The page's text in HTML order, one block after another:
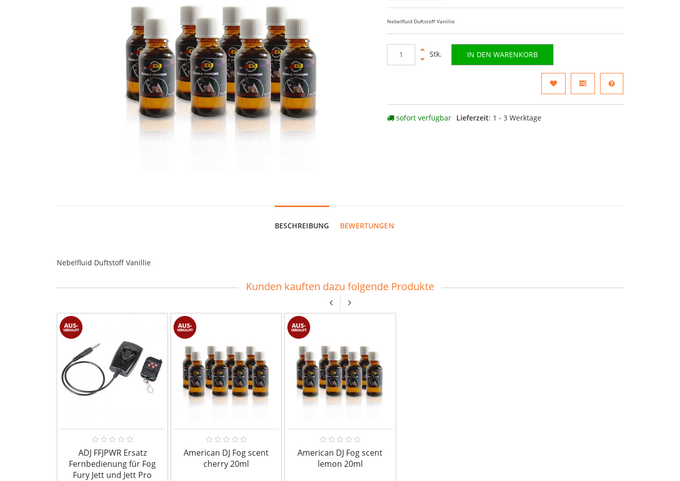
Nebelfluid Duftstoff Vanillie
Stk. IN DEN WARENKORB
sofort verfügbar Lieferzeit: 1 - 3 Werktage
BESCHREIBUNG BEWERTUNGEN
Nebelfluid Duftstoff Vanillie
Kunden kauften dazu folgende Produkte
ADJ FFJPWR Ersatz
Fernbedienung für Fog
Fury Jett und Jett Pro
American DJ Fog scent
cherry 20ml
American DJ Fog scent
lemon 20ml